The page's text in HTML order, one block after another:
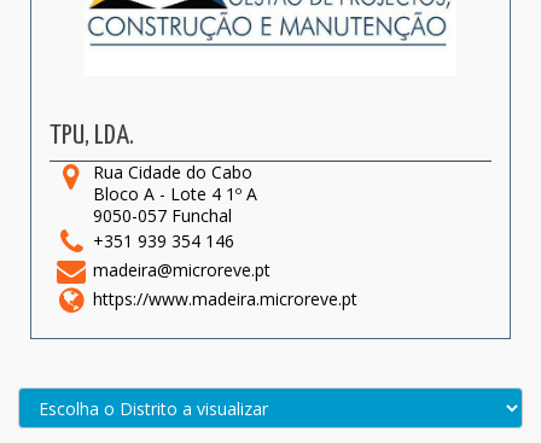
TPU, LDA.
Rua Cidade do Cabo
Bloco A - Lote 4 1º A
9050-057 Funchal
+351 939 354 146
madeira@microreve.pt
https://www.madeira.microreve.pt